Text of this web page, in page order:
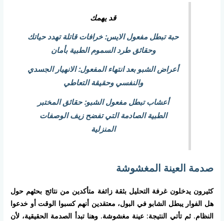
قد يهمك
حبة تبطل مفعول الايس: خرافات قاتلة تهدد حياتك
وحقائق طرد السموم الطبية بأمان
أعراض الشبو بعد انتهاء المفعول: الانهيار الجسدي
والنفسي وحقيقة التعاطي
أعشاب تبطل مفعول الشبو: حقائق المختبر
الطبية الصادمة التي تفضح زيف الوصفات
المنزلية
صدمة العينة المغشوشة
كثيرون يدخلون غرفة التحليل بثقة زائفة متأكدين من نتائج بحثهم حول
هل الفوار يبطل الشابو في البول، معتقدين أنهم كسبوا الوقت أو خدعوا
النظام. ثم تأتي النتيجة: عينة مغشوشة. وهنا تبدأ الصدمة الحقيقية، لأن